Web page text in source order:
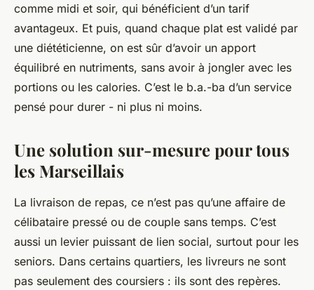
comme midi et soir, qui bénéficient d’un tarif
avantageux. Et puis, quand chaque plat est validé par
une diététicienne, on est sûr d’avoir un apport
équilibré en nutriments, sans avoir à jongler avec les
portions ou les calories. C’est le b.a.-ba d’un service
pensé pour durer - ni plus ni moins.
Une solution sur-mesure pour tous
les Marseillais
La livraison de repas, ce n’est pas qu’une affaire de
célibataire pressé ou de couple sans temps. C’est
aussi un levier puissant de lien social, surtout pour les
seniors. Dans certains quartiers, les livreurs ne sont
pas seulement des coursiers : ils sont des repères.